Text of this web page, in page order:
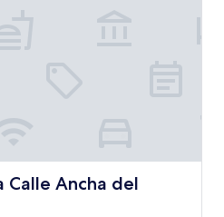
Calle Ancha del
Ancha del Carmen